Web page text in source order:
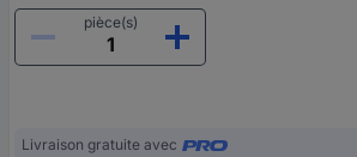
pièce(s)
Livraison gratuite avec